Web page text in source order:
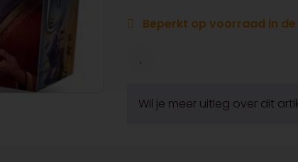
Beperkt op voorraad in de
Wil je meer uitleg over dit